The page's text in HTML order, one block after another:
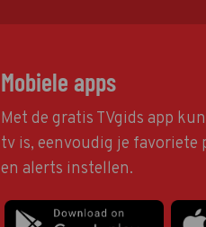
Mobiele apps
Met de gratis TVgids app
tv is, eenvoudig je favoriete
en alerts instellen.